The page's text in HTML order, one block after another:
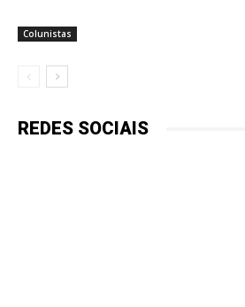
Colunistas
REDES SOCIAIS